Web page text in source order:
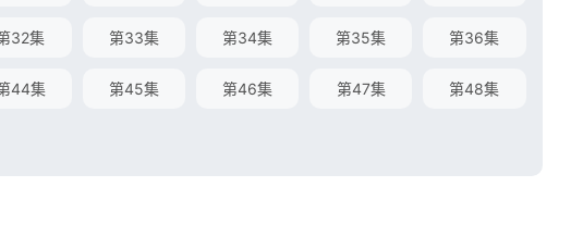
32集 第33集 第34集 第35集 第36集
44集 第45集 第46集 第47集 第48集